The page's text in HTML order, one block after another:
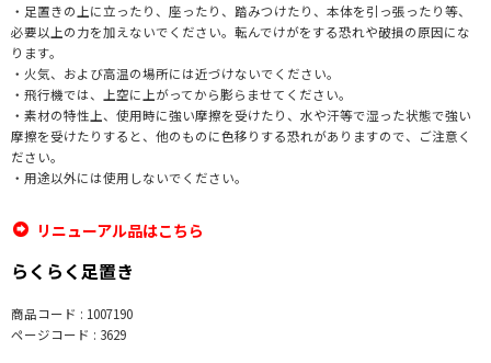
・足置きの上に立ったり、座ったり、踏みつけたり、本体を引っ張ったり等、
必要以上の力を加えないでください。転んでけがをする恐れや破損の原因にな
ります。
・火気、および高温の場所には近づけないでください。
・飛行機では、上空に上がってから膨らませてください。
・素材の特性上、使用時に強い摩擦を受けたり、水や汗等で湿った状態で強い
摩擦を受けたりすると、他のものに色移りする恐れがありますので、ご注意く
ださい。
・用途以外には使用しないでください。
リニューアル品はこちら
らくらく足置き
商品コード : 1007190
ページコード : 3629